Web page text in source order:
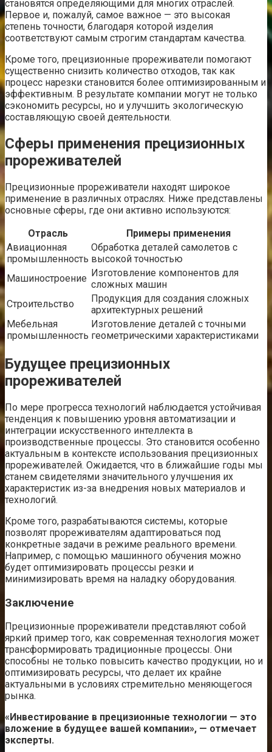
становятся определяющими для многих отраслей.
Первое и, пожалуй, самое важное — это высокая
степень точности, благодаря которой изделия
соответствуют самым строгим стандартам качества.
Кроме того, прецизионные прореживатели помогают
существенно снизить количество отходов, так как
процесс нарезки становится более оптимизированным и
эффективным. В результате компании могут не только
сэкономить ресурсы, но и улучшить экологическую
составляющую своей деятельности.
Сферы применения прецизионных
прореживателей
Прецизионные прореживатели находят широкое
применение в различных отраслях. Ниже представлены
основные сферы, где они активно используются:
Отрасль
Примеры применения
Авиационная
промышленность
Обработка деталей самолетов с
высокой точностью
Машиностроение Изготовление компонентов для
сложных машин
Строительство
Продукция для создания сложных
архитектурных решений
Мебельная
промышленность
Изготовление деталей с точными
геометрическими характеристиками
Будущее прецизионных
прореживателей
По мере прогресса технологий наблюдается устойчивая
тенденция к повышению уровня автоматизации и
интеграции искусственного интеллекта в
производственные процессы. Это становится особенно
актуальным в контексте использования прецизионных
прореживателей. Ожидается, что в ближайшие годы мы
станем свидетелями значительного улучшения их
характеристик из-за внедрения новых материалов и
технологий.
Кроме того, разрабатываются системы, которые
позволят прореживателям адаптироваться под
конкретные задачи в режиме реального времени.
Например, с помощью машинного обучения можно
будет оптимизировать процессы резки и
минимизировать время на наладку оборудования.
Заключение
Прецизионные прореживатели представляют собой
яркий пример того, как современная технология может
трансформировать традиционные процессы. Они
способны не только повысить качество продукции, но и
оптимизировать ресурсы, что делает их крайне
актуальными в условиях стремительно меняющегося
рынка.
«Инвестирование в прецизионные технологии — это
вложение в будущее вашей компании», — отмечает
эксперты.